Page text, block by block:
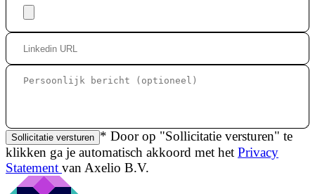
Sollicitatie versturen * Door op "Sollicitatie versturen" te
klikken ga je automatisch akkoord met het Privacy
Statement van Axelio B.V.